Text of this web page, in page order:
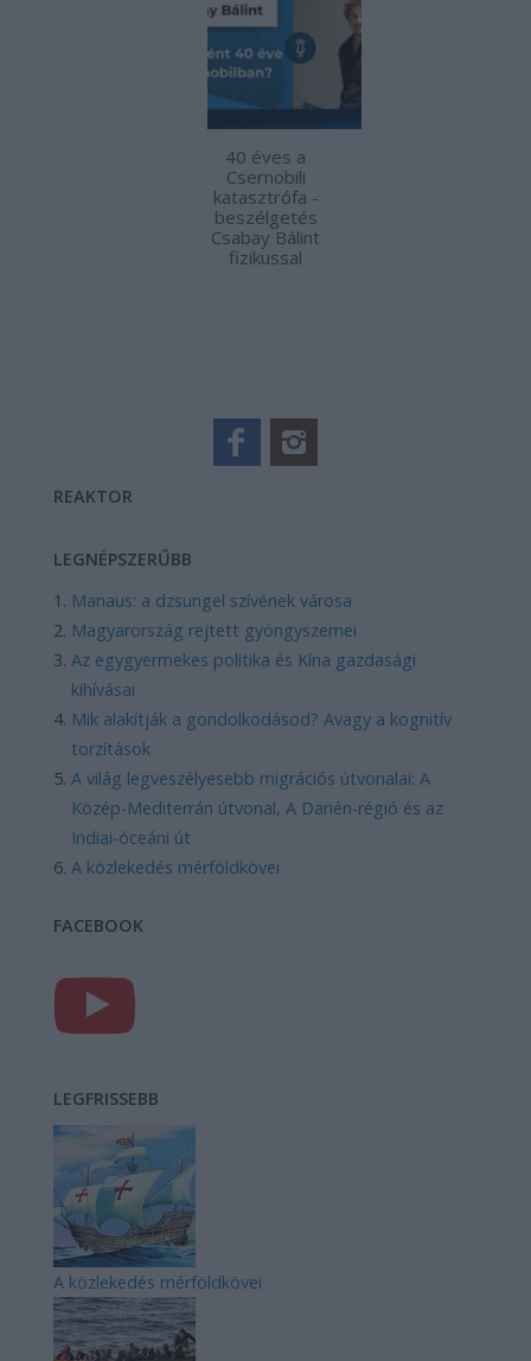
40 éves a
Csernobili
katasztrófa -
beszélgetés
Csabay Bálint
fizikussal
REAKTOR
LEGNÉPSZERŰBB
Manaus: a dzsungel szívének városa
Magyarország rejtett gyöngyszemei
Az egygyermekes politika és Kína gazdasági
kihívásai
Mik alakítják a gondolkodásod? Avagy a kognitív
torzítások
A világ legveszélyesebb migrációs útvonalai: A
Közép-Mediterrán útvonal, A Darién-régió és az
Indiai-óceáni út
A közlekedés mérföldkövei
FACEBOOK
LEGFRISSEBB
A közlekedés mérföldkövei